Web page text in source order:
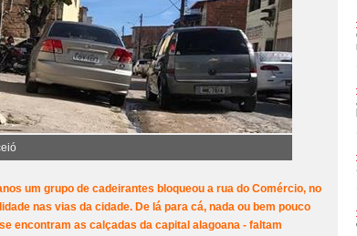
um grupo de cadeirantes bloqueou a rua do Comércio, no
nas vias da cidade. De lá para cá, nada ou bem pouco
encontram as calçadas da capital alagoana - faltam